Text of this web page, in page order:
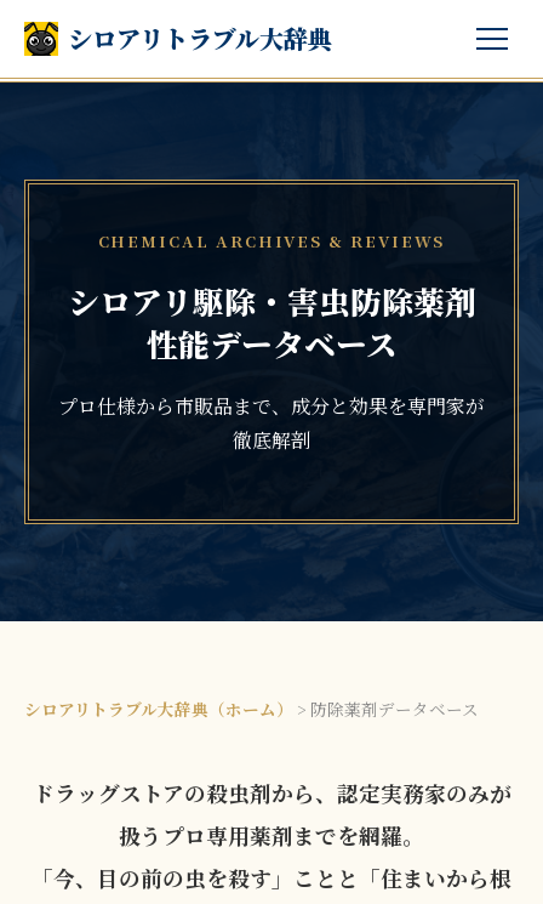
シロアリトラブル大辞典
CHEMICAL ARCHIVES & REVIEWS
シロアリ駆除・害虫防除薬剤
性能データベース
プロ仕様から市販品まで、成分と効果を専門家が
徹底解剖
シロアリトラブル大辞典（ホーム） > 防除薬剤データベース
ドラッグストアの殺虫剤から、認定実務家のみが
扱うプロ専用薬剤までを網羅。
「今、目の前の虫を殺す」ことと「住まいから根